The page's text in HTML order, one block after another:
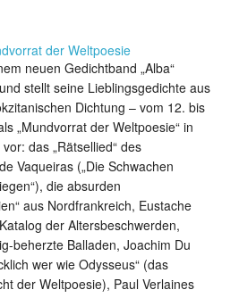
neuen Gedichtband „Alba“
stellt seine Lieblingsgedichte aus
Dichtung – vom 12. bis
„Mundvorrat der Weltpoesie“ in
das „Rätsellied“ des
Vaqueiras („Die Schwachen
die absurden
aus Nordfrankreich, Eustache
der Altersbeschwerden,
beherzte Balladen, Joachim Du
wer wie Odysseus“ (das
der Weltpoesie), Paul Verlaines